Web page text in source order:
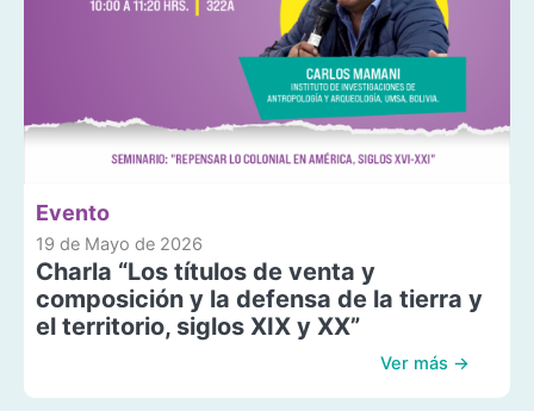
Evento
19 de Mayo de 2026
Charla “Los títulos de venta y
composición y la defensa de la tierra y
el territorio, siglos XIX y XX”
Ver más →